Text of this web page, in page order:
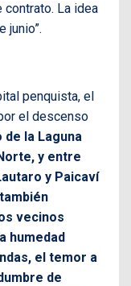
contrato. La idea
junio”.
penquista, el
el descenso
de la Laguna
y entre
y Paicaví
vecinos
humedad
el temor a
de